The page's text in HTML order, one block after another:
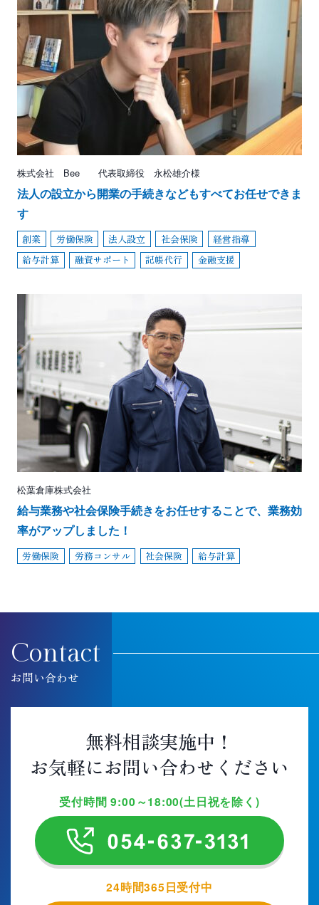
株式会社 Bee 代表取締役 永松雄介様
法人の設立から開業の手続きなどもすべてお任せできま
す
創業 労働保険 法人設立 社会保険
経営指導
給与計算
融資サポート 記帳代行 金融支援
松葉倉庫株式会社
給与業務や社会保険手続きをお任せすることで、業務効
率がアップしました！
労働保険 労務コンサル 社会保険 給与計算
Contact
お問い合わせ
無料相談実施中！
お気軽にお問い合わせください
受付時間 9:00～18:00(土日祝を除く)
24時間365日受付中